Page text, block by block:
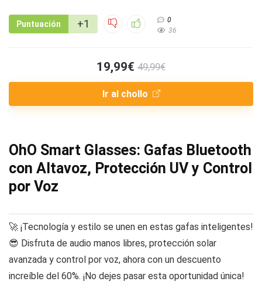
Puntuación +1
0
36
19,99€ 49,99€
Ir al chollo
OhO Smart Glasses: Gafas Bluetooth
con Altavoz, Protección UV y Control
por Voz
🚀 ¡Tecnología y estilo se unen en estas gafas inteligentes!
😎 Disfruta de audio manos libres, protección solar
avanzada y control por voz, ahora con un descuento
increíble del 60%. ¡No dejes pasar esta oportunidad única!